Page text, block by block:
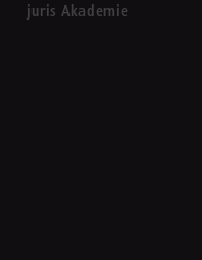
juris Akademie